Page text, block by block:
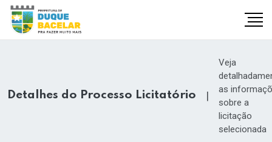
Detalhes do Processo Licitatório |
Veja
as
sobre a
licitação
selecionada